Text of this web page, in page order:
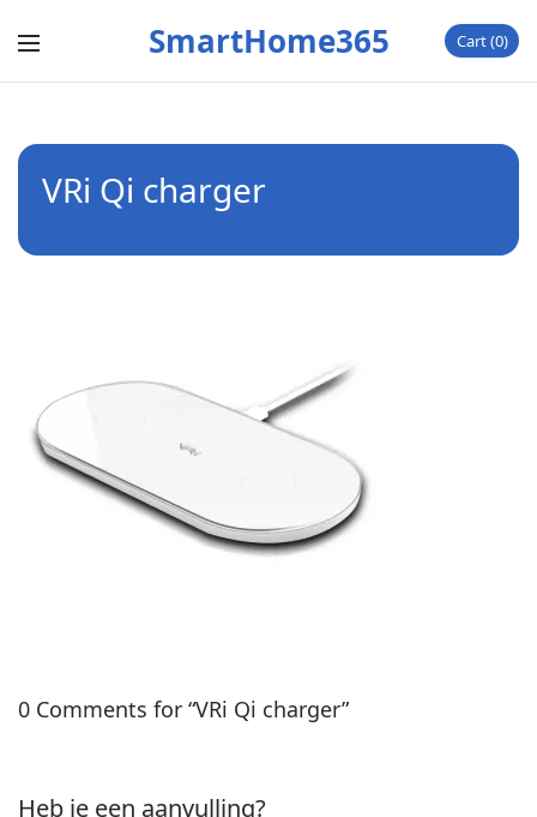
SmartHome365 Cart 0
VRi Qi charger
0 Comments for “VRi Qi charger”
Heb je een aanvulling?